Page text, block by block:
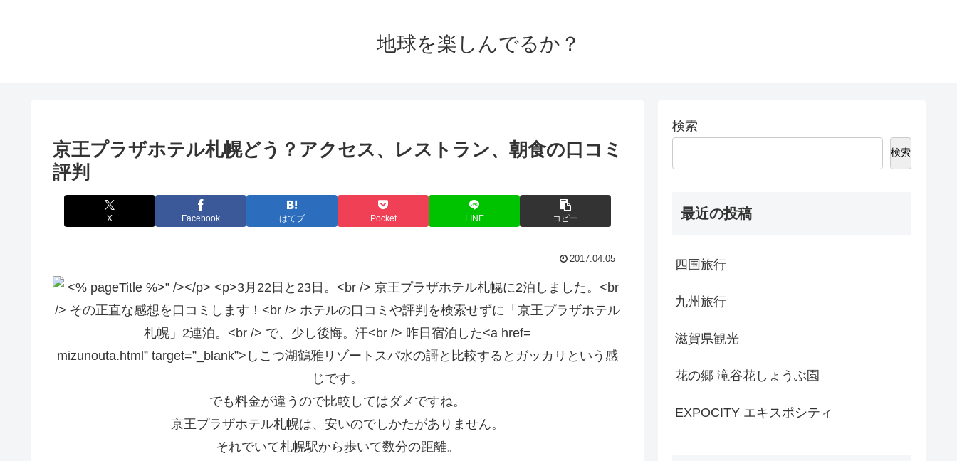
地球を楽しんでるか？
京王プラザホテル札幌どう？アクセス、レストラン、朝食の口コミ
評判
X Facebook はてブ Pocket LINE コピー
2017.04.05
mizunouta.html” target=”_blank”>しこつ湖鶴雅リゾートスパ水の謌と比較するとガッカリという感
じです。
でも料金が違うので比較してはダメですね。
京王プラザホテル札幌は、安いのでしかたがありません。
それでいて札幌駅から歩いて数分の距離。
検索
検索
最近の投稿
四国旅行
九州旅行
滋賀県観光
花の郷 滝谷花しょうぶ園
EXPOCITY エキスポシティ